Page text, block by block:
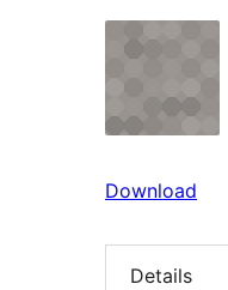
Download
Details